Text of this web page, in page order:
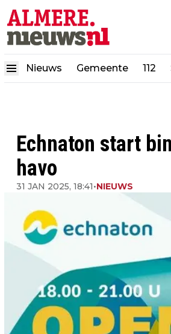
Nieuws Gemeente 112
Echnaton start
havo
31 JAN 2025, 18:41•NIEUWS